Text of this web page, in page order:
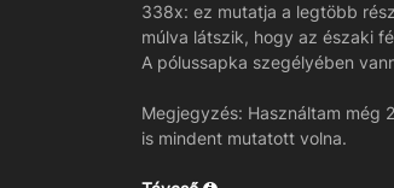
338x: ez mutatja a legtöbb
múlva látszik, hogy az északi
A pólussapka szegélyében
Megjegyzés: Használtam még
is mindent mutatott volna.